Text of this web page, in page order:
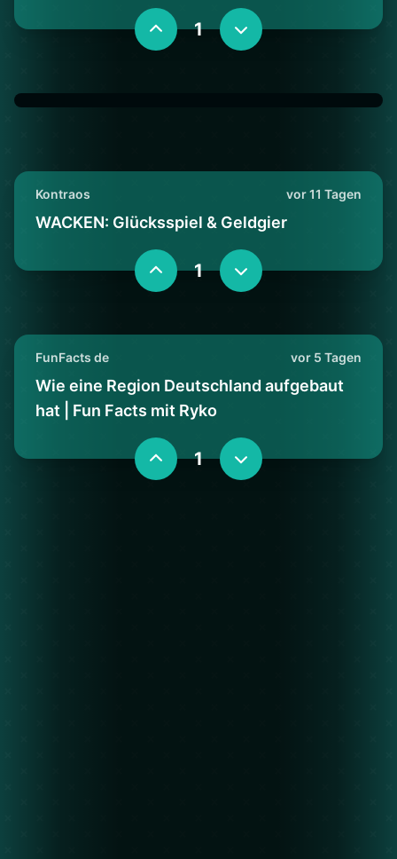
1
Kontraos vor 11 Tagen
WACKEN: Glücksspiel & Geldgier
1
FunFacts de vor 5 Tagen
Wie eine Region Deutschland aufgebaut
hat | Fun Facts mit Ryko
1